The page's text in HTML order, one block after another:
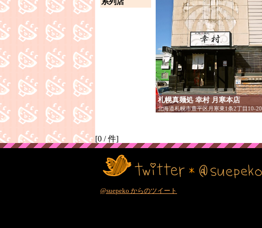
系列店
札幌真麺処 幸村 月寒本店
北海道札幌市豊平区月寒東1条2丁目10-20
[0 /件]
@suepeko からのツイート